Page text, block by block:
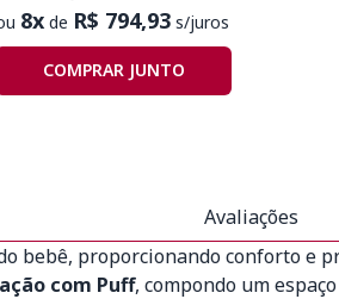
8x de R$ 794,93 s/juros
COMPRAR JUNTO
Avaliações
bebê, proporcionando conforto e
com Puff, compondo um